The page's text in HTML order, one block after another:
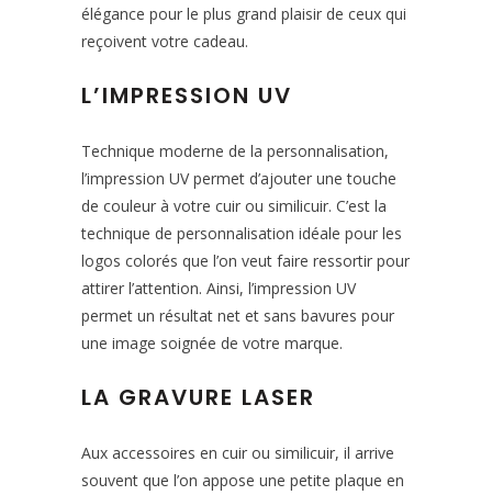
élégance pour le plus grand plaisir de ceux qui
reçoivent votre cadeau.
L’IMPRESSION UV
Technique moderne de la personnalisation,
l’impression UV permet d’ajouter une touche
de couleur à votre cuir ou similicuir. C’est la
technique de personnalisation idéale pour les
logos colorés que l’on veut faire ressortir pour
attirer l’attention. Ainsi, l’impression UV
permet un résultat net et sans bavures pour
une image soignée de votre marque.
LA GRAVURE LASER
Aux accessoires en cuir ou similicuir, il arrive
souvent que l’on appose une petite plaque en